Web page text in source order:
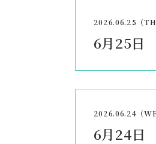
2026.06.25（
6月25日
2026.06.24（
6月24日